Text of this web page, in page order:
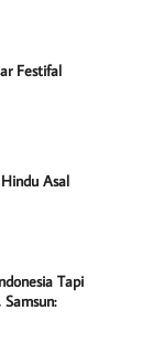
Festifal
Asal
Tapi